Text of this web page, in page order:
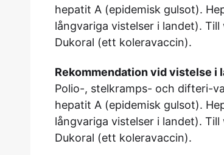
hepatit A (epidemisk gulsot).
långvariga vistelser i landet).
Dukoral (ett koleravaccin).
Rekommendation vid vistelse i
Polio-, stelkramps- och difteri-
hepatit A (epidemisk gulsot).
långvariga vistelser i landet).
Dukoral (ett koleravaccin).